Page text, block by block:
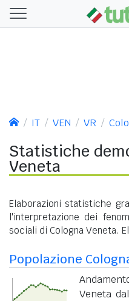
IT VEN VR
Statistiche
Veneta
Elaborazioni statistiche
l'interpretazione dei
sociali di Cologna Veneta.
Popolazione
Veneta